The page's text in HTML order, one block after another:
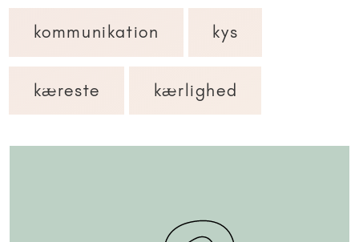
kommunikation kys
kæreste kærlighed